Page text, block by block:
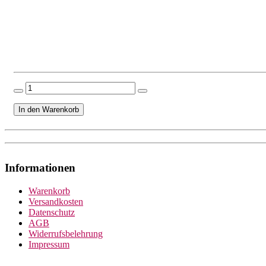
Informationen
Warenkorb
Versandkosten
Datenschutz
AGB
Widerrufsbelehrung
Impressum